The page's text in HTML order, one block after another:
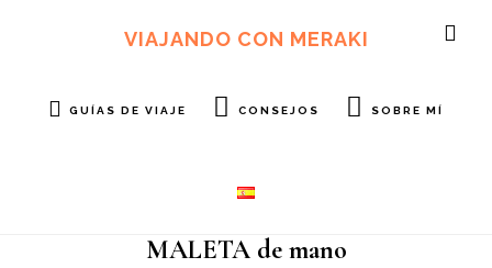
VIAJANDO CON MERAKI
GUÍAS DE VIAJE CONSEJOS SOBRE MÍ
MALETA de mano